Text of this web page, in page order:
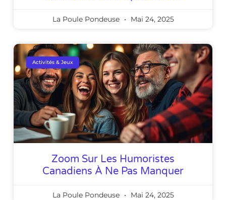
La Poule Pondeuse Mai 24, 2025
Activités & Jeux
Zoom Sur Les Humoristes
Canadiens À Ne Pas Manquer
La Poule Pondeuse Mai 24, 2025